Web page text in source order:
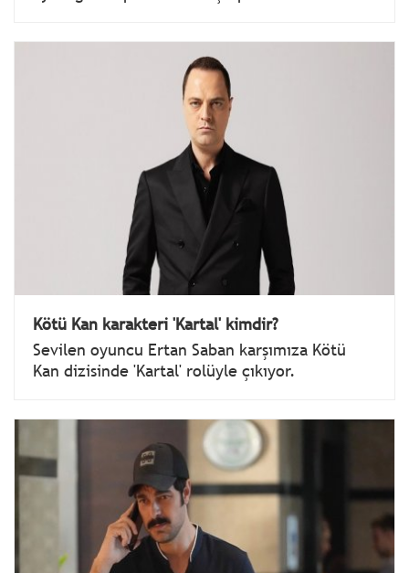
Kötü Kan karakteri 'Kartal' kimdir?
Sevilen oyuncu Ertan Saban karşımıza Kötü
Kan dizisinde 'Kartal' rolüyle çıkıyor.